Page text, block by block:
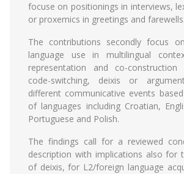
focuse on positionings in interviews,
or proxemics in greetings and farewells.
The contributions secondly focus
language use in multilingual
representation and co-
code-switching, deixis or
different communicative events
of languages including Croatian,
Portuguese and Polish.
The findings call for a reviewed
description with implications also for
of deixis, for L2/foreign language